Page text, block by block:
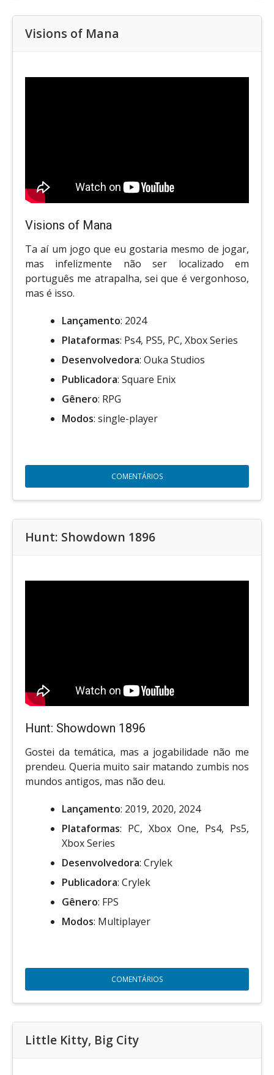
Visions of Mana
Visions of Mana
Ta aí um jogo que eu gostaria mesmo de jogar,
mas infelizmente não ser localizado em
português me atrapalha, sei que é vergonhoso,
mas é isso.
Lançamento: 2024
Plataformas: Ps4, PS5, PC, Xbox Series
Desenvolvedora: Ouka Studios
Publicadora: Square Enix
Gênero: RPG
Modos: single-player
COMENTÁRIOS
Hunt: Showdown 1896
Hunt: Showdown 1896
Gostei da temática, mas a jogabilidade não me
prendeu. Queria muito sair matando zumbis nos
mundos antigos, mas não deu.
Lançamento: 2019, 2020, 2024
Plataformas: PC, Xbox One, Ps4, Ps5,
Xbox Series
Desenvolvedora: Crylek
Publicadora: Crylek
Gênero: FPS
Modos: Multiplayer
COMENTÁRIOS
Little Kitty, Big City